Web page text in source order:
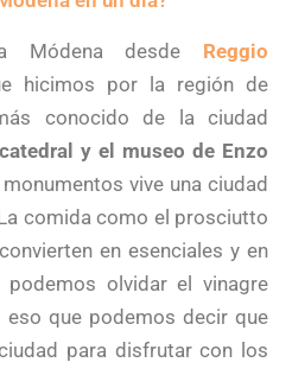
Módena desde Reggio
hicimos por la región de
conocido de la ciudad
catedral y el museo de Enzo
vive una ciudad
comida como el prosciutto
en esenciales y en
olvidar el vinagre
que podemos decir que
para disfrutar con los